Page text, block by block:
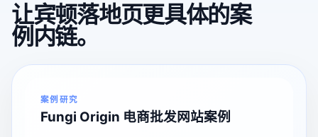
让宾顿落地页更具体的案
例内链。
案例研究
Fungi Origin 电商批发网站案例